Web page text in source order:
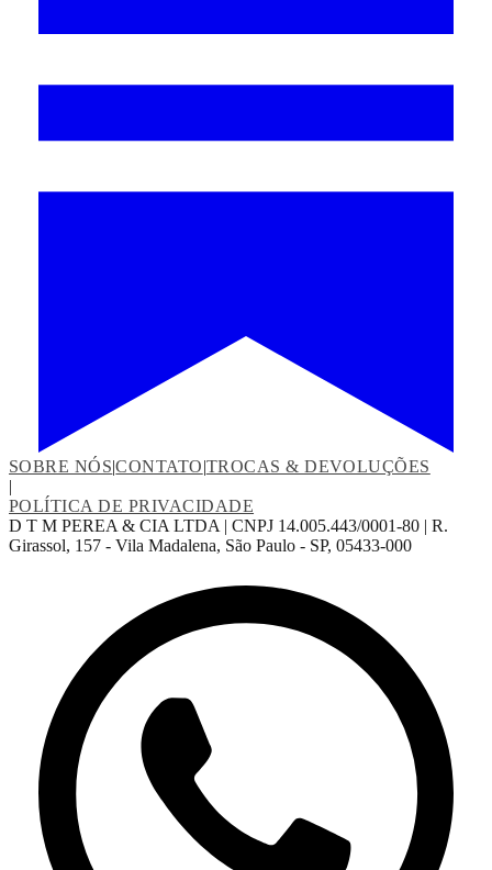
SOBRE NÓS|CONTATO|TROCAS & DEVOLUÇÕES
|
POLÍTICA DE PRIVACIDADE
D T M PEREA & CIA LTDA | CNPJ 14.005.443/0001-80 | R.
Girassol, 157 - Vila Madalena, São Paulo - SP, 05433-000